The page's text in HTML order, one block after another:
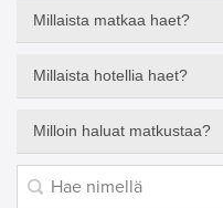
Millaista matkaa haet?
Millaista hotellia haet?
Milloin haluat matkustaa?